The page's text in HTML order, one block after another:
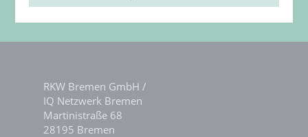
RKW Bremen GmbH /
IQ Netzwerk Bremen
Martinistraße 68
28195 Bremen